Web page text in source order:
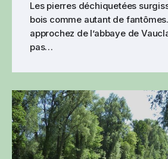
Les pierres déchiquetées
bois comme autant de
approchez de l’abbaye de
pas…